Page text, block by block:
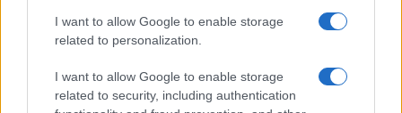
I want to allow Google to enable storage
related to personalization.
I want to allow Google to enable storage
related to security, including authentication